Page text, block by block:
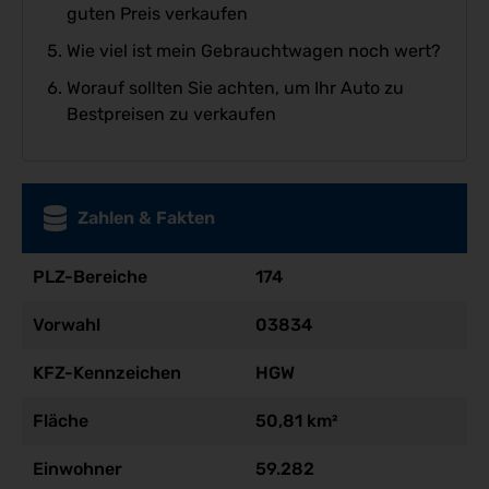
guten Preis verkaufen
Wie viel ist mein Gebrauchtwagen noch wert?
Worauf sollten Sie achten, um Ihr Auto zu
Bestpreisen zu verkaufen
Zahlen & Fakten
PLZ-Bereiche 174
Vorwahl 03834
KFZ-Kennzeichen HGW
Fläche 50,81 km²
Einwohner 59.282